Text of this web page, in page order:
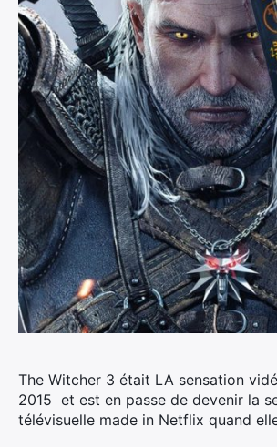
The Witcher 3 était LA sensation
2015 et est en passe de devenir la
télévisuelle made in Netflix quand